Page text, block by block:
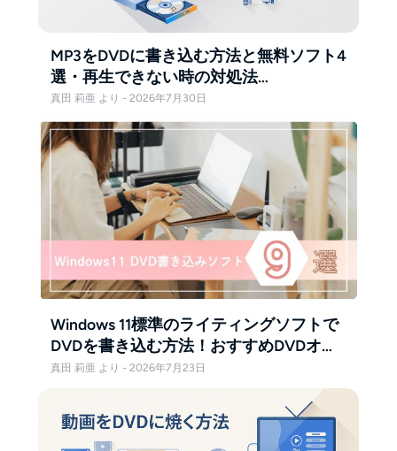
MP3をDVDに書き込む方法と無料ソフト4
選・再生できない時の対処法
【Windows11対応】
真田 莉亜 より - 2026年7月30日
Windows 11標準のライティングソフトで
DVDを書き込む方法！おすすめDVDオー
サリングソフト5選！
真田 莉亜 より - 2026年7月23日